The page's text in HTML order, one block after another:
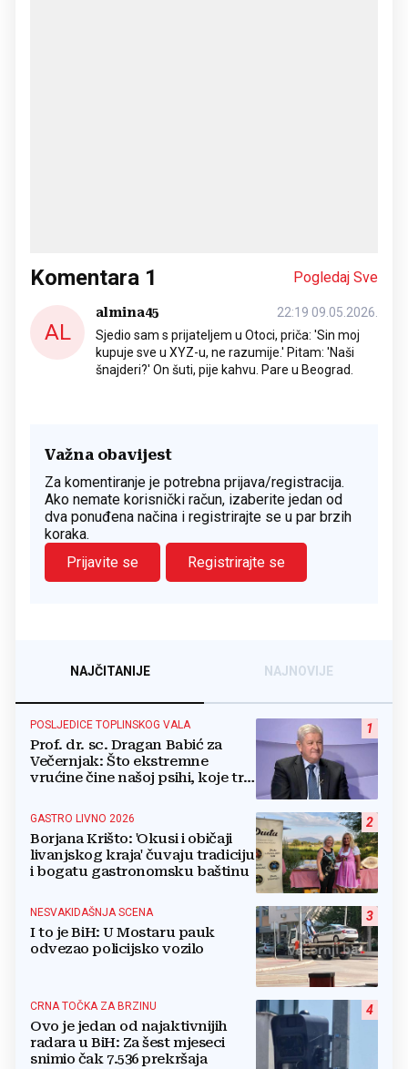
Komentara 1 Pogledaj Sve
AL
almina45
22:19 09.05.2026.
Sjedio sam s prijateljem u Otoci, priča: 'Sin moj
kupuje sve u XYZ-u, ne razumije.' Pitam: 'Naši
šnajderi?' On šuti, pije kahvu. Pare u Beograd.
Važna obavijest
Za komentiranje je potrebna prijava/registracija.
Ako nemate korisnički račun, izaberite jedan od
dva ponuđena načina i registrirajte se u par brzih
koraka.
Prijavite se
Registrirajte se
NAJČITANIJE NAJNOVIJE
1
POSLJEDICE TOPLINSKOG VALA
Prof. dr. sc. Dragan Babić za
Večernjak: Što ekstremne
vrućine čine našoj psihi, koje tri
2
GASTRO LIVNO 2026
Borjana Krišto: 'Okusi i običaji
livanjskog kraja' čuvaju tradiciju
i bogatu gastronomsku baštinu
3
NESVAKIDAŠNJA SCENA
I to je BiH: U Mostaru pauk
odvezao policijsko vozilo
4
CRNA TOČKA ZA BRZINU
Ovo je jedan od najaktivnijih
radara u BiH: Za šest mjeseci
snimio čak 7.536 prekršaja